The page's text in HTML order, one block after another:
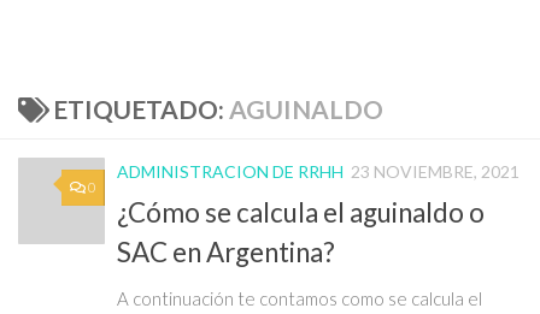
ETIQUETADO: AGUINALDO
0
ADMINISTRACION DE RRHH 23 NOVIEMBRE, 2021
¿Cómo se calcula el aguinaldo o
SAC en Argentina?
A continuación te contamos como se calcula el